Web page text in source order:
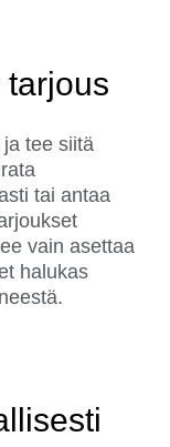
tarjous
tee siitä
tai antaa
vain asettaa
halukas